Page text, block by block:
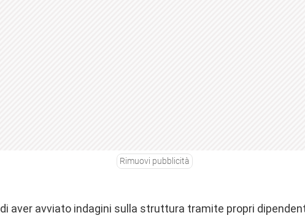
Rimuovi pubblicità
di aver avviato indagini sulla struttura tramite propri